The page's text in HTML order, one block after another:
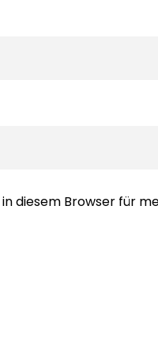
diesem Browser für